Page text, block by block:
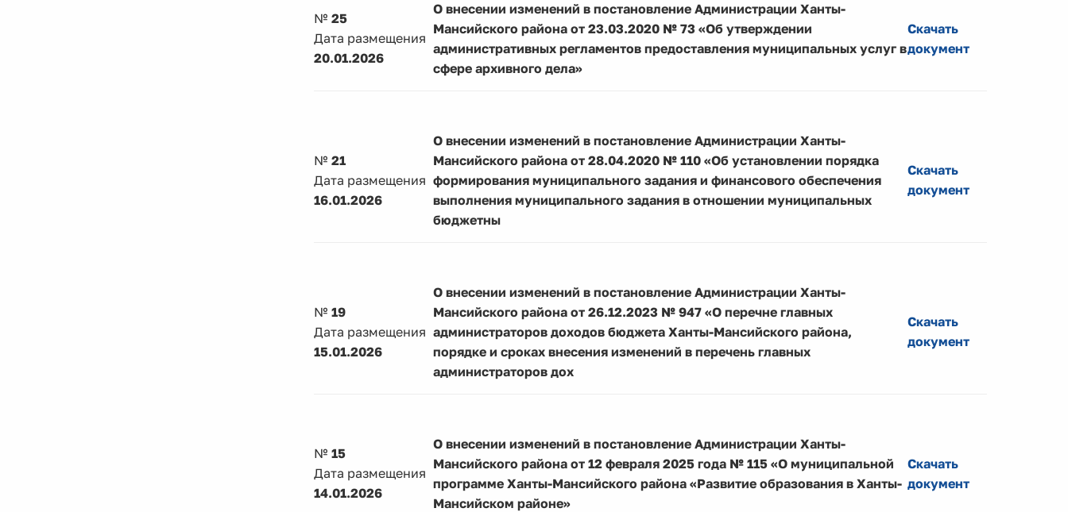
№ 25
Дата размещения
20.01.2026
О внесении изменений в постановление Администрации Ханты-
Мансийского района от 23.03.2020 № 73 «Об утверждении
административных регламентов предоставления муниципальных услуг в
сфере архивного дела»
Скачать
документ
№ 21
Дата размещения
16.01.2026
О внесении изменений в постановление Администрации Ханты-
Мансийского района от 28.04.2020 № 110 «Об установлении порядка
формирования муниципального задания и финансового обеспечения
выполнения муниципального задания в отношении муниципальных
бюджетны
Скачать
документ
№ 19
Дата размещения
15.01.2026
О внесении изменений в постановление Администрации Ханты-
Мансийского района от 26.12.2023 № 947 «О перечне главных
администраторов доходов бюджета Ханты-Мансийского района,
порядке и сроках внесения изменений в перечень главных
администраторов дох
Скачать
документ
№ 15
Дата размещения
14.01.2026
О внесении изменений в постановление Администрации Ханты-
Мансийского района от 12 февраля 2025 года № 115 «О муниципальной
программе Ханты-Мансийского района «Развитие образования в Ханты-
Мансийском районе»
Скачать
документ